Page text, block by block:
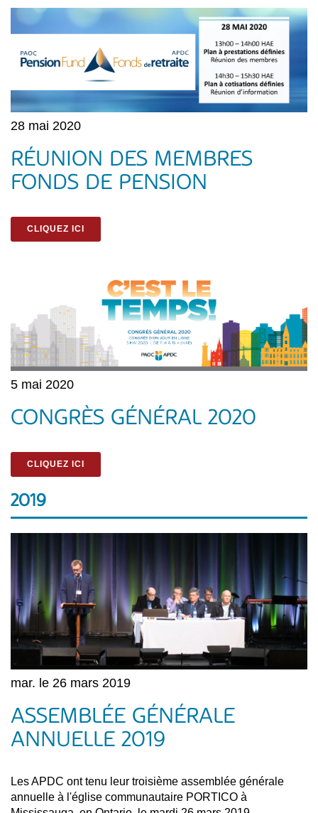
28 mai 2020
RÉUNION DES MEMBRES
FONDS DE PENSION
CLIQUEZ ICI
5 mai 2020
CONGRÈS GÉNÉRAL 2020
CLIQUEZ ICI
2019
mar. le 26 mars 2019
ASSEMBLÉE GÉNÉRALE
ANNUELLE 2019
Les APDC ont tenu leur troisième assemblée générale
annuelle à l'église communautaire PORTICO à